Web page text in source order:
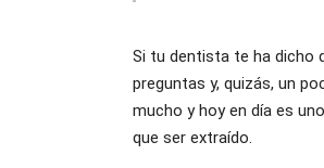
Si tu dentista te ha dicho
preguntas y, quizás, un
mucho y hoy en día es
que ser extraído.